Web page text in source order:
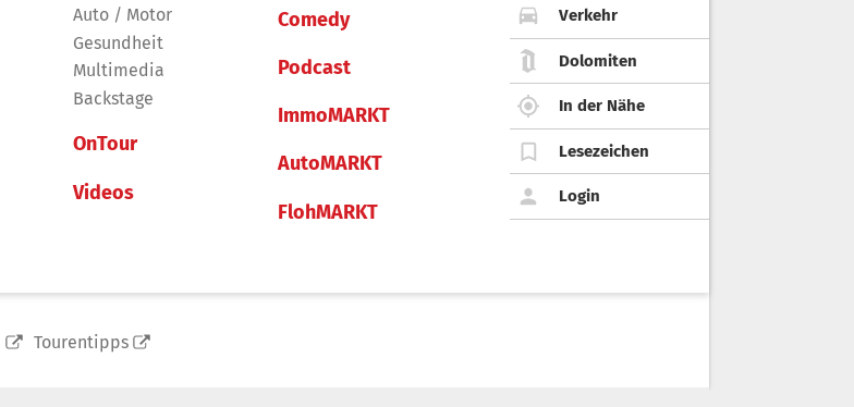
Auto / Motor
Gesundheit
Multimedia
Backstage
OnTour
Videos
Comedy
Podcast
ImmoMARKT
AutoMARKT
FlohMARKT
Verkehr
Dolomiten
In der Nähe
Lesezeichen
Login
Tourentipps